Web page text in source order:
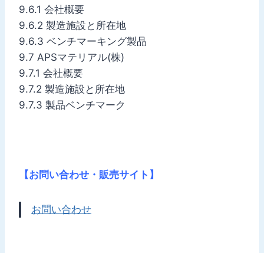
9.6.1 会社概要
9.6.2 製造施設と所在地
9.6.3 ベンチマーキング製品
9.7 APSマテリアル(株)
9.7.1 会社概要
9.7.2 製造施設と所在地
9.7.3 製品ベンチマーク
【お問い合わせ・販売サイト】
お問い合わせ